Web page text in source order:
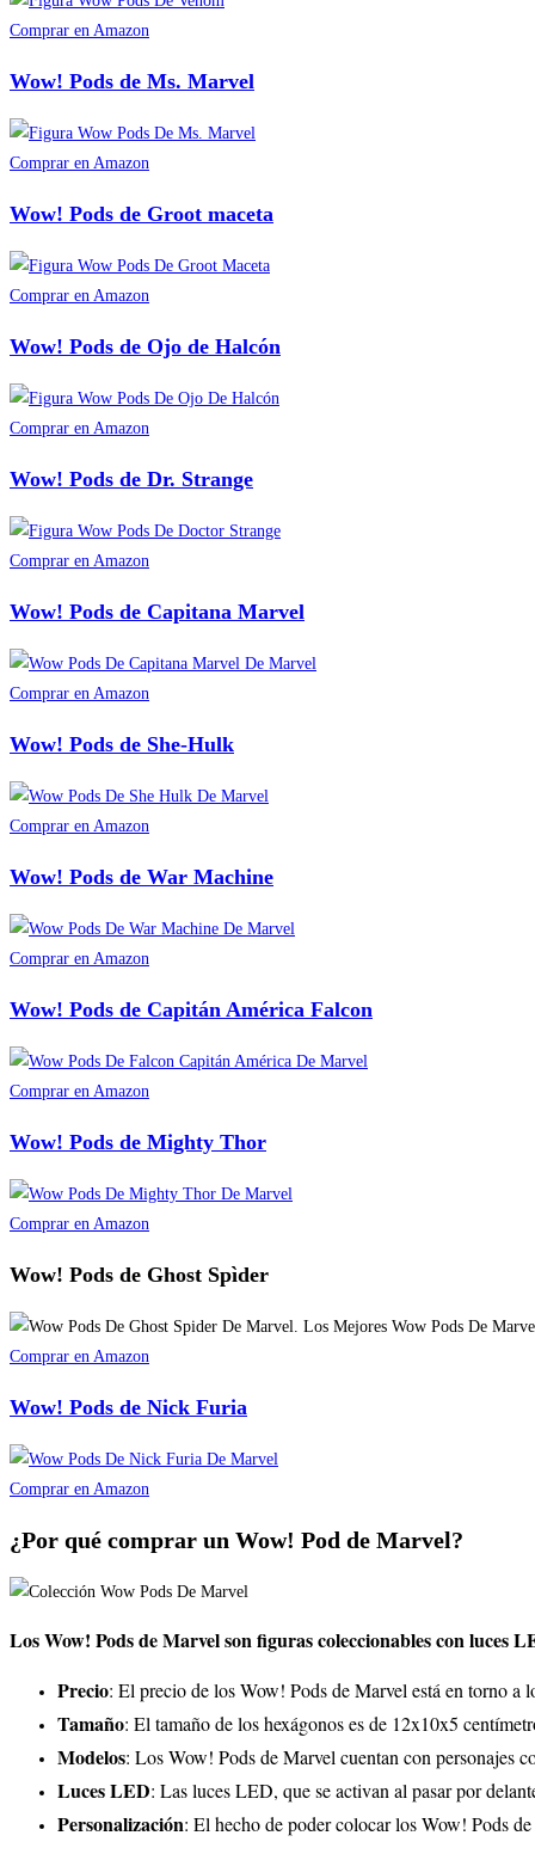
Comprar en Amazon
Wow! Pods de Ms. Marvel
Comprar en Amazon
Wow! Pods de Groot maceta
Comprar en Amazon
Wow! Pods de Ojo de Halcón
Comprar en Amazon
Wow! Pods de Dr. Strange
Comprar en Amazon
Wow! Pods de Capitana Marvel
Comprar en Amazon
Wow! Pods de She-Hulk
Comprar en Amazon
Wow! Pods de War Machine
Comprar en Amazon
Wow! Pods de Capitán América Falcon
Comprar en Amazon
Wow! Pods de Mighty Thor
Comprar en Amazon
Wow! Pods de Ghost Spìder
Comprar en Amazon
Wow! Pods de Nick Furia
Comprar en Amazon
¿Por qué comprar un Wow! Pod de Marvel?
Los Wow! Pods de Marvel son figuras coleccionables con luces
Precio: El precio de los Wow! Pods de Marvel está en torno a
Tamaño: El tamaño de los hexágonos es de 12x10x5
Modelos: Los Wow! Pods de Marvel cuentan con
Luces LED: Las luces LED, que se activan al pasar por
Personalización: El hecho de poder colocar los Wow! Pods